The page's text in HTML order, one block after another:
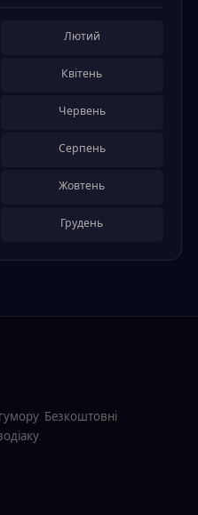
Лютий
Квітень
Червень
Серпень
Жовтень
Грудень
Безкоштовні